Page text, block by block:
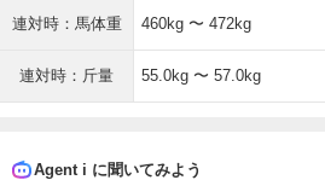
連対時：馬体重 460kg 〜 472kg
連対時：斤量 55.0kg 〜 57.0kg
Agent i に聞いてみよう